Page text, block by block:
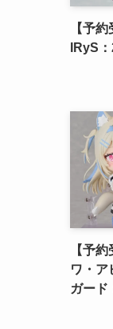
【予
IRyS
【予
ワ・ア
ガード